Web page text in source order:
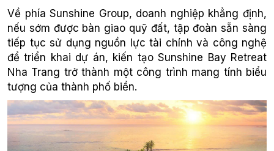
Về phía Sunshine Group, doanh nghiệp khẳng định,
nếu sớm được bàn giao quỹ đất, tập đoàn sẵn sàng
tiếp tục sử dụng nguồn lực tài chính và công nghệ
để triển khai dự án, kiến tạo Sunshine Bay Retreat
Nha Trang trở thành một công trình mang tính biểu
tượng của thành phố biển.